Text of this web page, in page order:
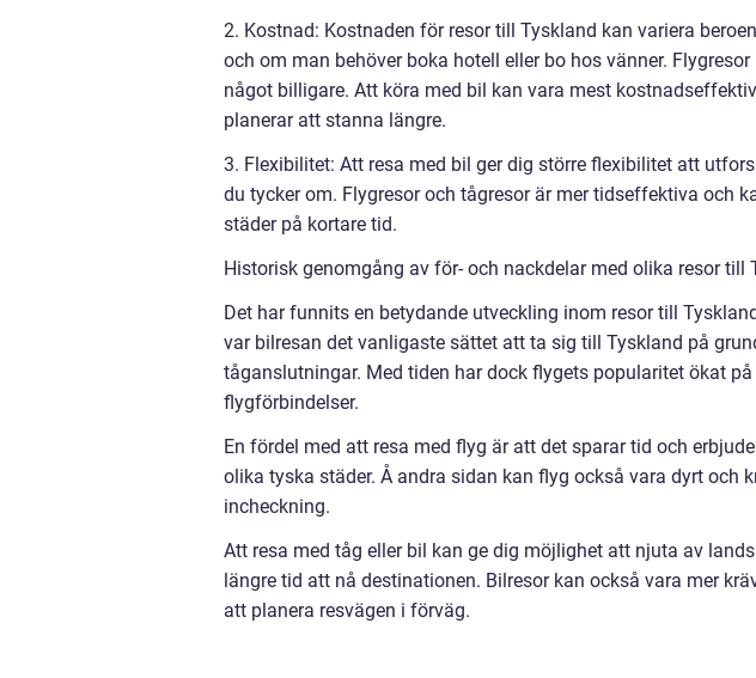
2. Kostnad: Kostnaden för resor till Tyskland kan variera
och om man behöver boka hotell eller bo hos vänner.
något billigare. Att köra med bil kan vara mest
planerar att stanna längre.
3. Flexibilitet: Att resa med bil ger dig större flexibilitet att
du tycker om. Flygresor och tågresor är mer tidseffektiva och
städer på kortare tid.
Historisk genomgång av för- och nackdelar med olika resor till
Det har funnits en betydande utveckling inom resor till
var bilresan det vanligaste sättet att ta sig till Tyskland på
tåganslutningar. Med tiden har dock flygets popularitet ökat
flygförbindelser.
En fördel med att resa med flyg är att det sparar tid och
olika tyska städer. Å andra sidan kan flyg också vara dyrt och
incheckning.
Att resa med tåg eller bil kan ge dig möjlighet att njuta av
längre tid att nå destinationen. Bilresor kan också vara mer
att planera resvägen i förväg.